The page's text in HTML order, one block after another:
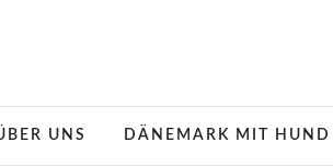
UNS DÄNEMARK MIT HUND